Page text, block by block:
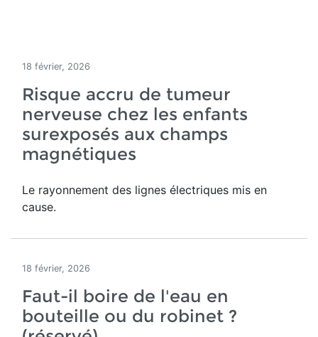
18 février, 2026
Risque accru de tumeur
nerveuse chez les enfants
surexposés aux champs
magnétiques
Le rayonnement des lignes électriques mis en
cause.
18 février, 2026
Faut-il boire de l'eau en
bouteille ou du robinet ?